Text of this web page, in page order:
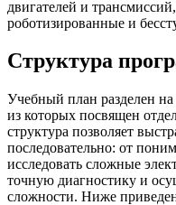
двигателей и
роботизированные и
Структура
Учебный план разделен
из которых посвящен
структура позволяет
последовательно: от
исследовать сложные
точную диагностику и
сложности. Ниже